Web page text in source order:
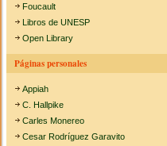
Foucault
Libros de UNESP
Open Library
Páginas personales
Appiah
C. Hallpike
Carles Monereo
Cesar Rodríguez Garavito